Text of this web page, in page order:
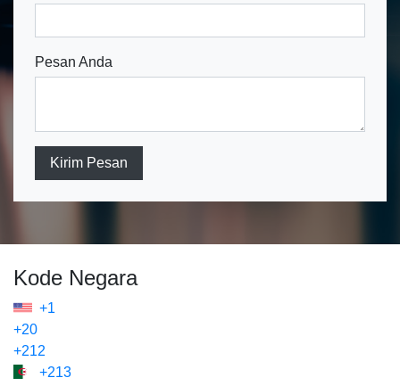
Pesan Anda
Kirim Pesan
Kode Negara
+1
+20
+212
+213